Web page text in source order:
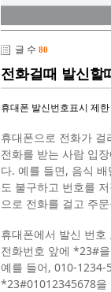
글 수 80
전화걸때 발신할
휴대폰 발신번호표시 제
휴대폰으로 전화가
전화를 받는 사람 입
다. 예를 들면, 음식
도 불구하고 번호를
으로 전화를 걸고 주
휴대폰에서 발신 번
전화번호 앞에 *23#
예를 들어, 010-1234-
*23#01012345678을